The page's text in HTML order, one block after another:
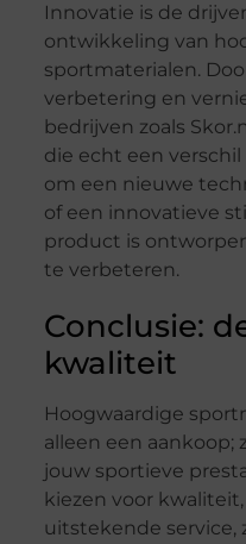
Innovatie is de
ontwikkeling van
sportmaterialen.
verbetering en
bedrijven zoals
die echt een
om een nieuwe
of een innovatieve
product is
te verbeteren.
Conclusie:
kwaliteit
Hoogwaardige
alleen een aankoop;
jouw sportieve
kiezen voor
uitstekende service,